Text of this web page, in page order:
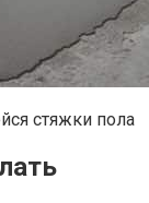
стяжки пола